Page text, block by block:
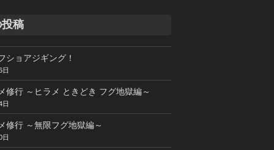
稿
ショアジギング！
日
修行 ～ヒラメ ときどき フグ地獄編～
日
修行 ～無限フグ地獄編～
日